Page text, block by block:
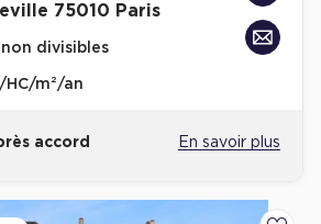
75010 Paris
non divisibles
HC/m²/an
accord En savoir plus